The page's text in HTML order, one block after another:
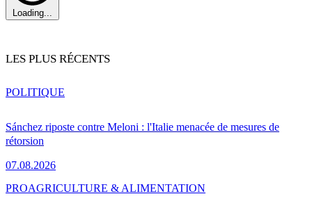
Loading...
LES PLUS RÉCENTS
Sánchez riposte contre Meloni : l'Italie menacée de mesures de
rétorsion
07.08.2026
POLITIQUE
PROAGRICULTURE & ALIMENTATION